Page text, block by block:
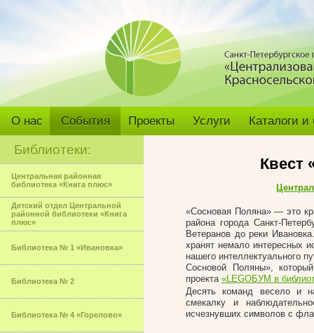
О нас События Проекты Услуги Каталоги
Библиотеки:
Центральная районная
библиотека «Книга плюс»
Детский отдел Центральной
районной библиотеки «Книга
плюс»
Библиотека № 1 «Ивановка»
Библиотека № 2
Библиотека № 4 «Горелово»
Квест
«Сосновая Поляна» — это
района города Санкт-
Ветеранов до реки
хранят немало интересных
нашего интеллектуального
Сосновой Поляны»,
проекта «LEGOБУМ в
Десять команд весело и
смекалку и
исчезнувших символов с